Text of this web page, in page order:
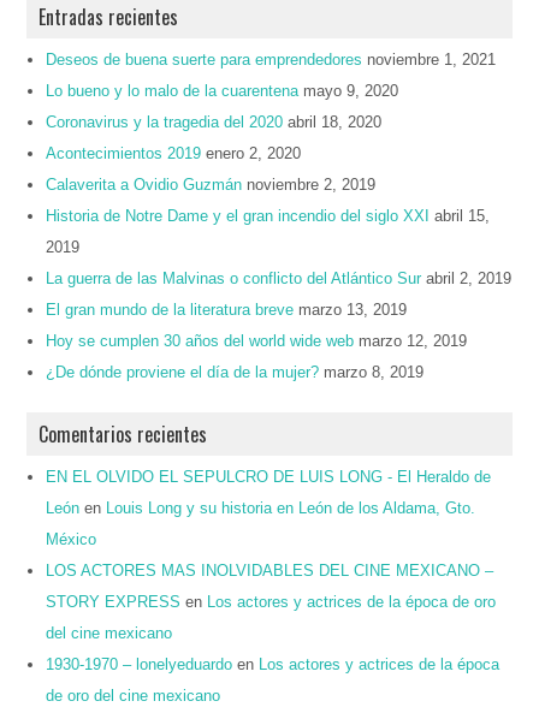
Entradas recientes
Deseos de buena suerte para emprendedores noviembre 1, 2021
Lo bueno y lo malo de la cuarentena mayo 9, 2020
Coronavirus y la tragedia del 2020 abril 18, 2020
Acontecimientos 2019 enero 2, 2020
Calaverita a Ovidio Guzmán noviembre 2, 2019
Historia de Notre Dame y el gran incendio del siglo XXI
abril 15,
2019
La guerra de las Malvinas o conflicto del Atlántico Sur abril 2, 2019
El gran mundo de la literatura breve marzo 13, 2019
Hoy se cumplen 30 años del world wide web marzo 12, 2019
¿De dónde proviene el día de la mujer? marzo 8, 2019
Comentarios recientes
EN EL OLVIDO EL SEPULCRO DE LUIS LONG - El Heraldo de
León en
Louis Long y su historia en León de los Aldama, Gto.
México
LOS ACTORES MAS INOLVIDABLES DEL CINE MEXICANO –
STORY EXPRESS en
Los actores y actrices de la época de oro
del cine mexicano
1930-1970 – lonelyeduardo en
Los actores y actrices de la época
de oro del cine mexicano